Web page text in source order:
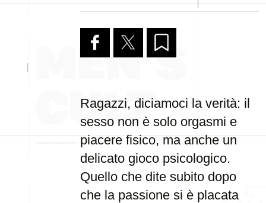
Ragazzi, diciamoci la verità: il
sesso non è solo orgasmi e
piacere fisico, ma anche un
delicato gioco psicologico.
Quello che dite subito dopo
che la passione si è placata